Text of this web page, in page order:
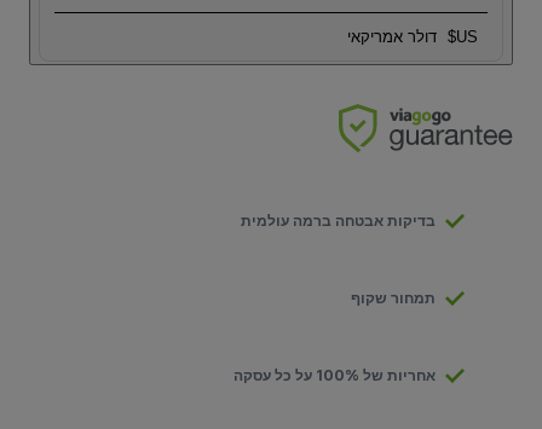
US$ דולר אמריקאי
בדיקות אבטחה ברמה עולמית
תמחור שקוף
אחריות של 100% על כל עסקה